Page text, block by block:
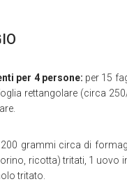
per 4 persone: per 15
rettangolare (circa
200 grammi circa di
ricotta) tritati, 1 uovo
tritato.